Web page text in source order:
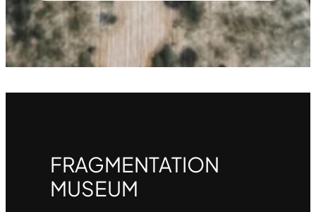
FRAGMENTATION
MUSEUM